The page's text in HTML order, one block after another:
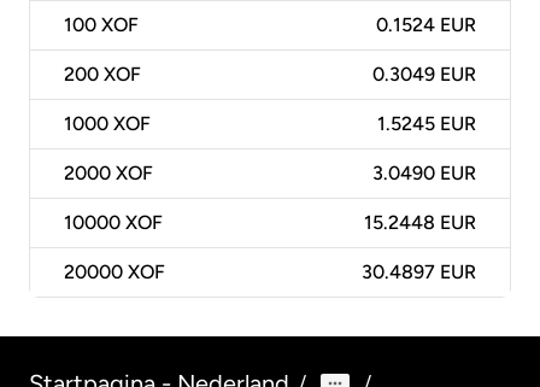
100 XOF 0.1524 EUR
200 XOF 0.3049 EUR
1000 XOF 1.5245 EUR
2000 XOF 3.0490 EUR
10000 XOF 15.2448 EUR
20000 XOF 30.4897 EUR